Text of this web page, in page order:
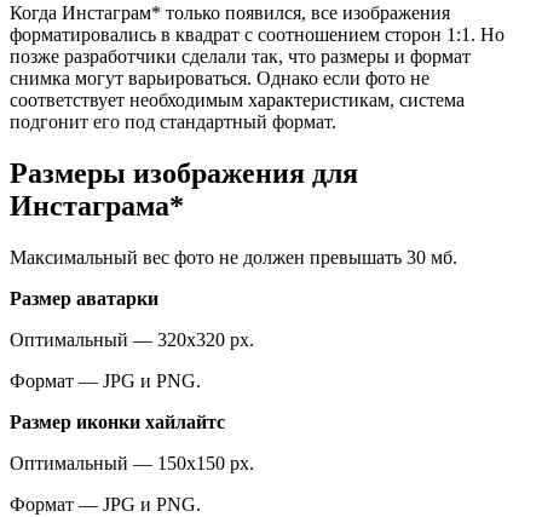
Когда Инстаграм* только появился, все изображения
форматировались в квадрат с соотношением сторон 1:1. Но
позже разработчики сделали так, что размеры и формат
снимка могут варьироваться. Однако если фото не
соответствует необходимым характеристикам, система
подгонит его под стандартный формат.
Размеры изображения для
Инстаграма*
Максимальный вес фото не должен превышать 30 мб.
Размер аватарки
Оптимальный — 320х320 рх.
Формат — JPG и PNG.
Размер иконки хайлайтс
Оптимальный — 150х150 рх.
Формат — JPG и PNG.